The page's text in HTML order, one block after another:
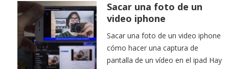
Sacar una foto de un
video iphone
Sacar una foto de un video iphone
cómo hacer una captura de
pantalla de un vídeo en el ipad Hay